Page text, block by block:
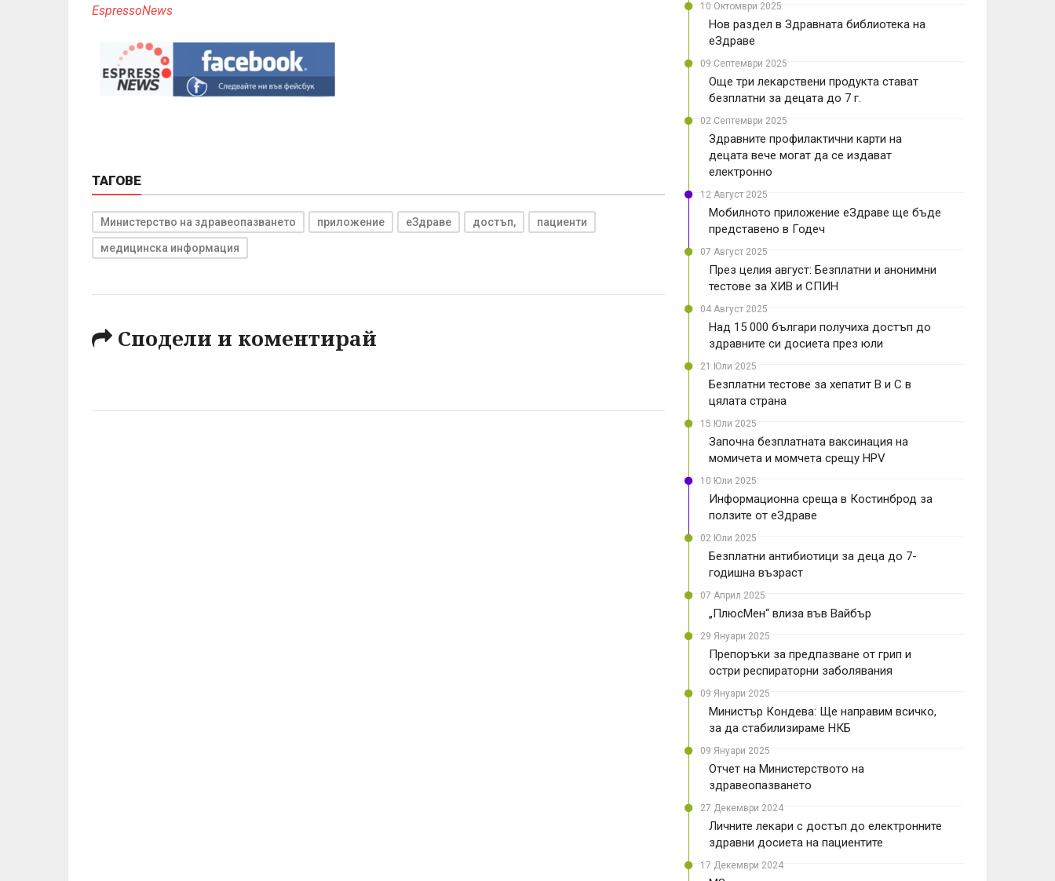
EspressoNews
ТАГОВЕ
Министерство на здравеопазването приложение еЗдраве достъп, пациенти
медицинска информация
Сподели и коментирай
10 Октомври 2025
Нов раздел в Здравната библиотека на
еЗдраве
09 Септември 2025
Още три лекарствени продукта стават
безплатни за децата до 7 г.
02 Септември 2025
Здравните профилактични карти на
децата вече могат да се издават
електронно
12 Август 2025
Мобилното приложение еЗдраве ще бъде
представено в Годеч
07 Август 2025
През целия август: Безплатни и анонимни
тестове за ХИВ и СПИН
04 Август 2025
Над 15 000 българи получиха достъп до
здравните си досиета през юли
21 Юли 2025
Безплатни тестове за хепатит В и С в
цялата страна
15 Юли 2025
Започна безплатната ваксинация на
момичета и момчета срещу HPV
10 Юли 2025
Информационна среща в Костинброд за
ползите от eЗдраве
02 Юли 2025
Безплатни антибиотици за деца до 7-
годишна възраст
07 Април 2025
„ПлюсМен“ влиза във Вайбър
29 Януари 2025
Препоръки за предпазване от грип и
остри респираторни заболявания
09 Януари 2025
Министър Кондева: Ще направим всичко,
за да стабилизираме НКБ
09 Януари 2025
Отчет на Министерството на
здравеопазването
27 Декември 2024
Личните лекари с достъп до електронните
здравни досиета на пациентите
17 Декември 2024